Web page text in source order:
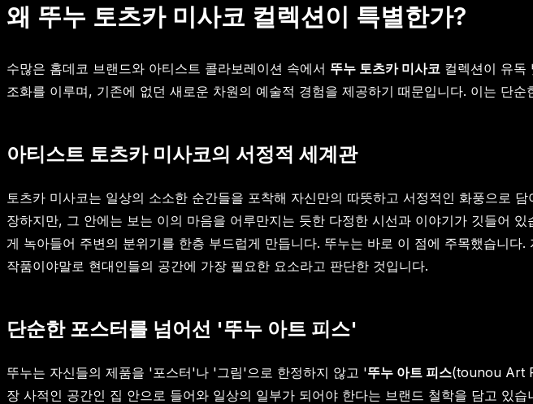
왜 뚜누 토츠카 미사코 컬렉션이 특별한가?
수많은 홈데코 브랜드와 아티스트 콜라보레이션 속에서 뚜누 토츠카 미사코 컬렉션이 유독
조화를 이루며, 기존에 없던 새로운 차원의 예술적 경험을 제공하기 때문입니다. 이는 단
아티스트 토츠카 미사코의 서정적 세계관
토츠카 미사코는 일상의 소소한 순간들을 포착해 자신만의 따뜻하고 서정적인 화풍으로
장하지만, 그 안에는 보는 이의 마음을 어루만지는 듯한 다정한 시선과 이야기가 깃들어
게 녹아들어 주변의 분위기를 한층 부드럽게 만듭니다. 뚜누는 바로 이 점에 주목했습니
작품이야말로 현대인들의 공간에 가장 필요한 요소라고 판단한 것입니다.
단순한 포스터를 넘어선 '뚜누 아트 피스'
뚜누는 자신들의 제품을 '포스터'나 '그림'으로 한정하지 않고 '뚜누 아트 피스(tounou Art
장 사적인 공간인 집 안으로 들어와 일상의 일부가 되어야 한다는 브랜드 철학을 담고 있